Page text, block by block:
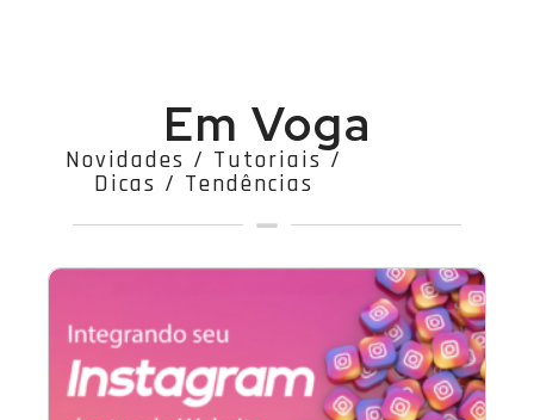
Em Voga
Novidades / Tutoriais /
Dicas / Tendências